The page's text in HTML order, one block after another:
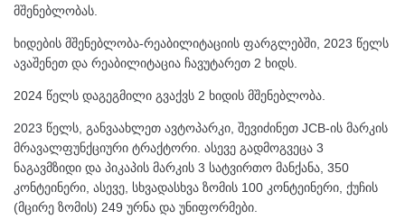
მშენებლობას.
ხიდების მშენებლობა-რეაბილიტაციის ფარგლებში, 2023 წელს
ავაშენეთ და რეაბილიტაცია ჩავუტარეთ 2 ხიდს.
2024 წელს დაგეგმილი გვაქვს 2 ხიდის მშენებლობა.
2023 წელს, განვაახლეთ ავტოპარკი, შევიძინეთ JCB-ის მარკის
მრავალფუნქციური ტრაქტორი. ასევე გადმოგვეცა 3
ნაგავმზიდი და პიკაპის მარკის 3 სატვირთო მანქანა, 350
კონტეინერი, ასევე, სხვადასხვა ზომის 100 კონტეინერი, ქუჩის
(მცირე ზომის) 249 ურნა და უნიფორმები.